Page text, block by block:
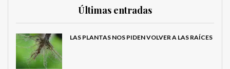
Últimas entradas
LAS PLANTAS NOS PIDEN VOLVER A LAS RAÍCES